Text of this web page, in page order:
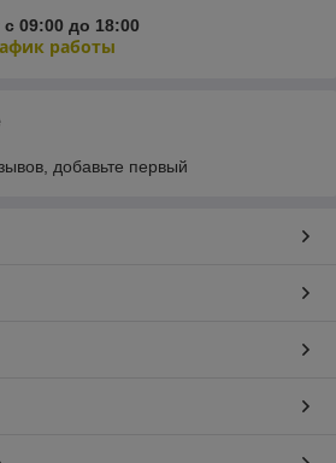
09:00 до 18:00
работы
добавьте первый